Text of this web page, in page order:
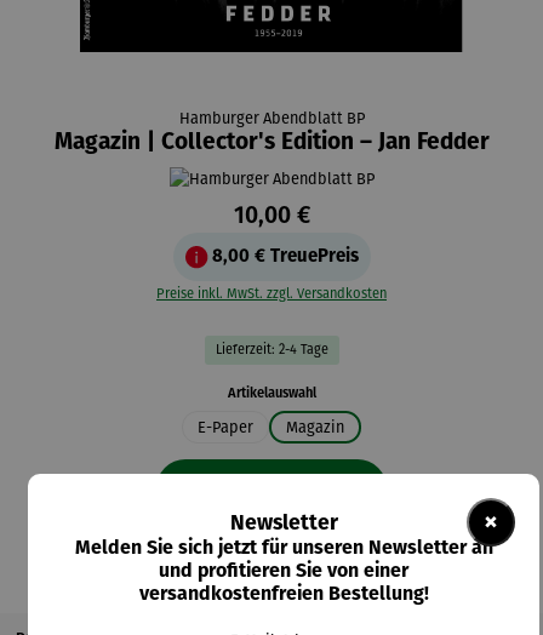
Hamburger Abendblatt BP
Magazin | Collector's Edition – Jan Fedder
10,00 €
8,00 € TreuePreis
Preise inkl. MwSt. zzgl. Versandkosten
Lieferzeit: 2-4 Tage
Artikelauswahlauswählen
E-Paper Magazin
×
Newsletter
Melden Sie sich jetzt für unseren Newsletter an
und profitieren Sie von einer
versandkostenfreien Bestellung!